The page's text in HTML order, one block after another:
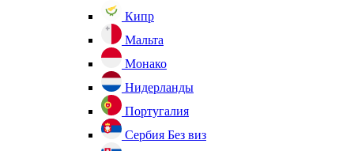
Кипр
Мальта
Монако
Нидерланды
Португалия
Сербия Без виз